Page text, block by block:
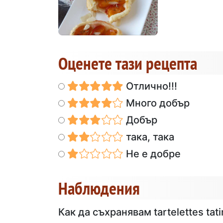
Оценете тази рецепта
Отлично!!!
Много добър
Добър
така, така
Не е добре
Наблюдения
Как да съхранявам tartelettes